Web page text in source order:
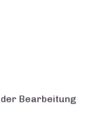
Bearbeitung